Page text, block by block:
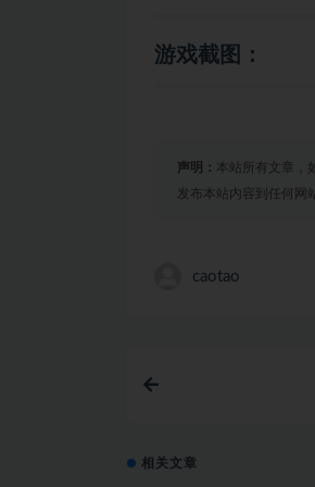
游戏截图：
声明： 本站所有文章，
发布本站内容到任何网
caotao
相关文章